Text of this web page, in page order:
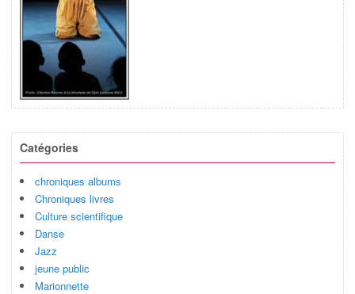
Catégories
chroniques albums
Chroniques livres
Culture scientifique
Danse
Jazz
jeune public
Marionnette